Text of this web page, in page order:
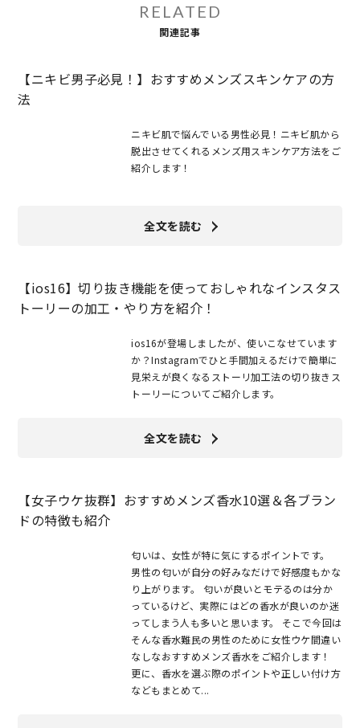
RELATED
関連記事
【ニキビ男子必見！】おすすめメンズスキンケアの方
法
ニキビ肌で悩んでいる男性必見！ニキビ肌から
脱出させてくれるメンズ用スキンケア方法をご
紹介します！
全文を読む
【ios16】切り抜き機能を使っておしゃれなインスタス
トーリーの加工・やり方を紹介！
ios16が登場しましたが、使いこなせています
か？Instagramでひと手間加えるだけで簡単に
見栄えが良くなるストーリ加工法の切り抜きス
トーリーについてご紹介します。
全文を読む
【女子ウケ抜群】おすすめメンズ香水10選＆各ブラン
ドの特徴も紹介
匂いは、女性が特に気にするポイントです。
男性の匂いが自分の好みなだけで好感度もかな
り上がります。 匂いが良いとモテるのは分か
っているけど、実際にはどの香水が良いのか迷
ってしまう人も多いと思います。 そこで今回は
そんな香水難民の男性のために女性ウケ間違い
なしなおすすめメンズ香水をご紹介します！
更に、香水を選ぶ際のポイントや正しい付け方
などもまとめて...